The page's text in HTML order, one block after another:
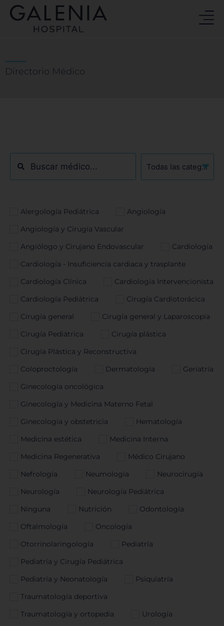
contenido
Directorio Médico
Alergología Pediátrica Angiología
Angiología y Cirugía Vascular
Angiólogo y Cirujano Endovascular Cardiología
Cardiología - Insuficiencia cardiaca y trasplante
Cardiología Clínica Cardiología Intervencionista
Cardiología Pediátrica Cirugía Cardiotorácica
Cirugía general Cirugía general y Laparoscopía
Cirugía Pediátrica Cirugía plástica
Cirugía Plástica y Reconstructiva
Coloproctología Dermatología Geriatría
Ginecología oncológica
Ginecología y Medicina Materno Fetal
Ginecología y obstetricia Hematología
Medicina estética Medicina Interna
Medicina Regenerativa Médico Cirujano
Nefrología Neumología Neurocirugía
Neurología Neurología Pediátrica
Ninguna Nutrición Odontología
Oftalmología Oncología
Otorrinolaringología Pediatría
Pediatría y Cirugía Pediátrica
Pediatría y Neonatología Psiquiatría
Traumatología deportiva
Traumatología y ortopedia Urología